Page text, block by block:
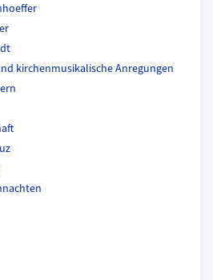
kirchenmusikalische Anregungen